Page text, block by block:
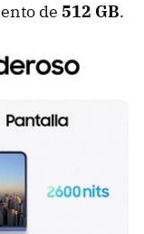
de 512 GB.